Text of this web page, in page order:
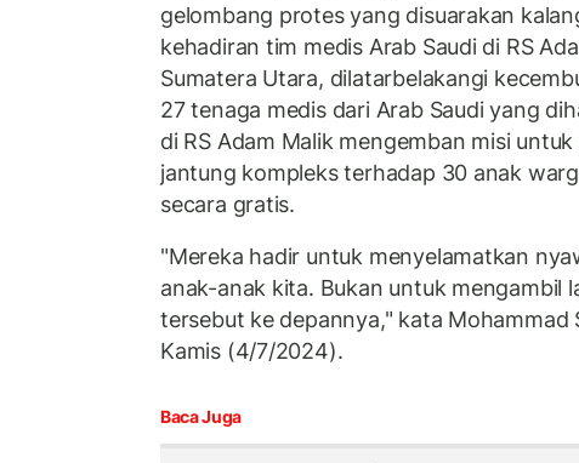
gelombang protes yang disuarakan
kehadiran tim medis Arab Saudi di RS
Sumatera Utara, dilatarbelakangi
27 tenaga medis dari Arab Saudi yang
di RS Adam Malik mengemban misi
jantung kompleks terhadap 30 anak
secara gratis.
"Mereka hadir untuk menyelamatkan
anak-anak kita. Bukan untuk mengambil
tersebut ke depannya," kata Mohammad
Kamis (4/7/2024).
Baca Juga